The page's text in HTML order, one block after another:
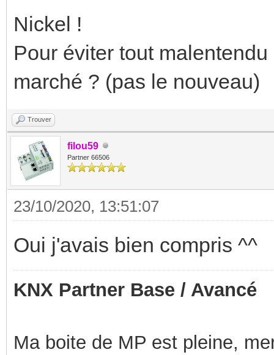
Nickel !
Pour éviter tout
marché ? (pas le nouveau)
Trouver
filou59
Partner 66506
23/10/2020, 13:51:07
Oui j'avais bien compris ^^
KNX Partner Base / Avancé
Ma boite de MP est pleine,